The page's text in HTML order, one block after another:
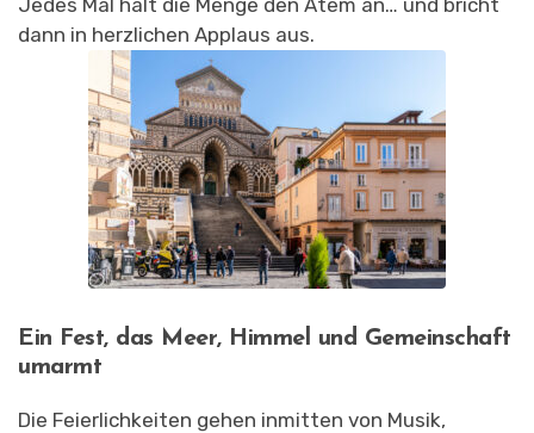
dann in herzlichen Applaus aus.
Ein Fest, das Meer, Himmel und Gemeinschaft
umarmt
Die Feierlichkeiten gehen inmitten von Musik,